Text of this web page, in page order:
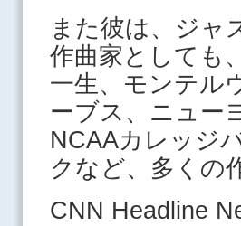
また彼は、ジャ
作曲家としても
一生、モンテル
ーブス、ニュー
NCAAカレッジ
クなど、 多くの
CNN Headline